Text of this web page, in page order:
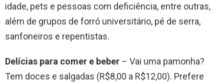
idade, pets e pessoas com deficiência, entre outras,
além de grupos de forró universitário, pé de serra,
sanfoneiros e repentistas.
Delícias para comer e beber – Vai uma pamonha?
Tem doces e salgadas (R$8,00 a R$12,00). Prefere